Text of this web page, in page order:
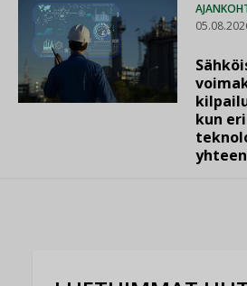
kun